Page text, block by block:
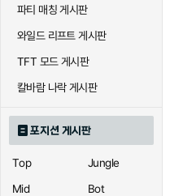
파티 매칭 게시판
와일드 리프트 게시판
TFT 모드 게시판
칼바람 나락 게시판
포지션 게시판
Top
Jungle
Mid
Bot